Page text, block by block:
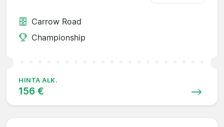
Carrow Road
Championship
HINTA ALK.
156 €